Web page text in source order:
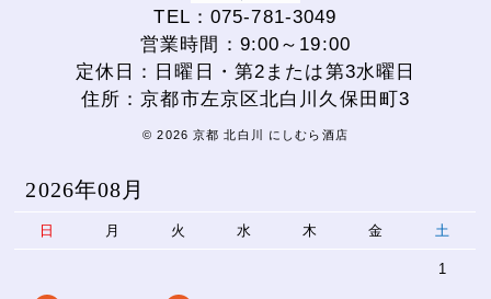
TEL：075-781-3049
営業時間：9:00～19:00
定休日：日曜日・第2または第3水曜日
住所：京都市左京区北白川久保田町3
© 2026 京都 北白川 にしむら酒店
2026年08月
日 月 火 水 木 金 土
1